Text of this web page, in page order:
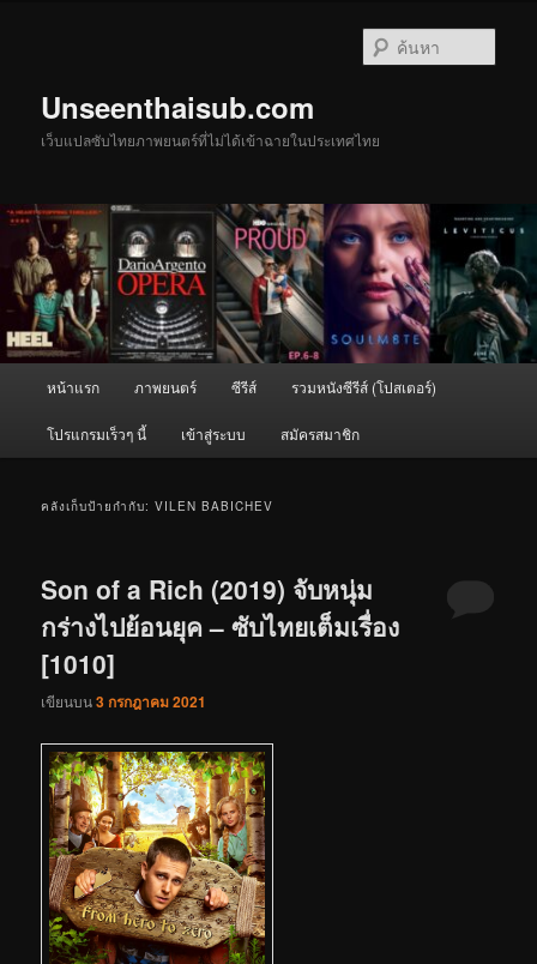
Unseenthaisub.com
เว็บแปลซับไทยภาพยนตร์ที่ไม่ได้เข้าฉายในประเทศไทย
หน้าแรก ภาพยนตร์ ซีรีส์ รวมหนังซีรีส์ (โปสเตอร์)
โปรแกรมเร็วๆ นี้ เข้าสู่ระบบ สมัครสมาชิก
คลังเก็บป้ายกำกับ:VILEN BABICHEV
Son of a Rich (2019) จับหนุ่ม
กร่างไปย้อนยุค – ซับไทยเต็มเรื่อง
[1010]
เขียนบน3 กรกฎาคม 2021